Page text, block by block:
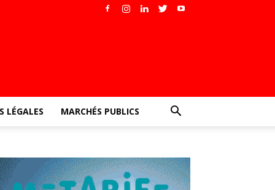
LÉGALES MARCHÉS PUBLICS